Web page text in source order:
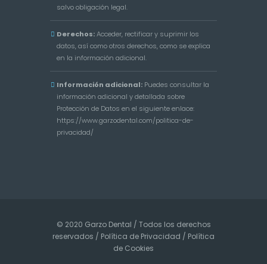
salvo obligación legal.
Derechos:Acceder, rectificar y suprimir los
datos, así como otros derechos, como se explica
en la información adicional.
Información adicional: Puedes consultar la
información adicional y detallada sobre
Protección de Datos en el siguiente enlace:
https://www.garzodental.com/politica-de-
privacidad/
© 2020 Garzo Dental / Todos los derechos
reservados / Política de Privacidad / Política
de Cookies